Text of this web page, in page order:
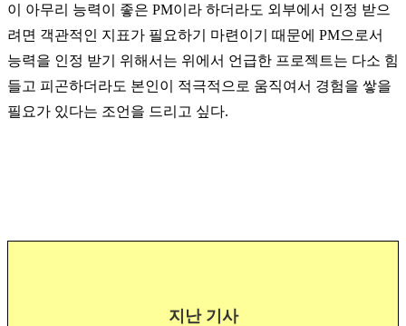
이 아무리 능력이 좋은 PM이라 하더라도 외부에서 인정 받으
려면 객관적인 지표가 필요하기 마련이기 때문에 PM으로서
능력을 인정 받기 위해서는 위에서 언급한 프로젝트는 다소 힘
들고 피곤하더라도 본인이 적극적으로 움직여서 경험을 쌓을
필요가 있다는 조언을 드리고 싶다.
지난 기사